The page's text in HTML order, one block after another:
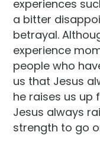
experiences
a bitter
betrayal.
experience
people who
us that Jesus
he raises us up
Jesus always
strength to go